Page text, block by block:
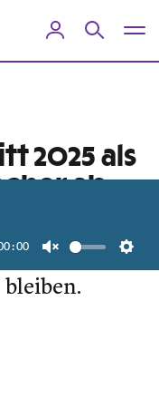
Unmute
2025 als
ab
den
aber